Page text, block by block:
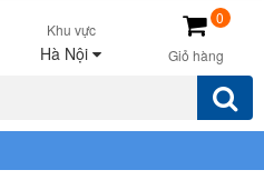
Khu vực
Hà Nội Giỏ hàng
0